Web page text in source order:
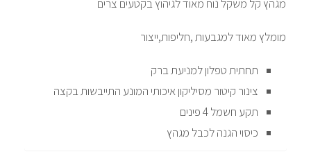
מגהץ קל משקל נוח מאוד לגיהוץ בקטעים צרים
מומלץ מאוד למגבעות ,חליפות,ייצור
תחתית טפלון למניעת ברק
צינור קיטור מסיליקון איכותי המונע התייבשות בקצה
תקע חשמל 4 פינים
כיסוי הגנה לכבל מגהץ